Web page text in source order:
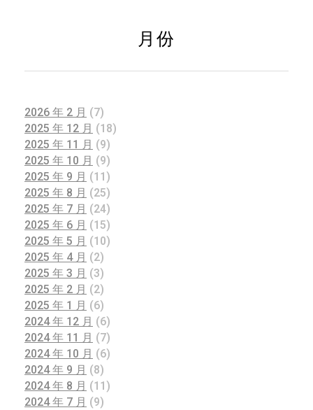
月份
2026 年 2 月 (7)
2025 年 12 月 (18)
2025 年 11 月 (9)
2025 年 10 月 (9)
2025 年 9 月 (11)
2025 年 8 月 (25)
2025 年 7 月 (24)
2025 年 6 月 (15)
2025 年 5 月 (10)
2025 年 4 月 (2)
2025 年 3 月 (3)
2025 年 2 月 (2)
2025 年 1 月 (6)
2024 年 12 月 (6)
2024 年 11 月 (7)
2024 年 10 月 (6)
2024 年 9 月 (8)
2024 年 8 月 (11)
2024 年 7 月 (9)